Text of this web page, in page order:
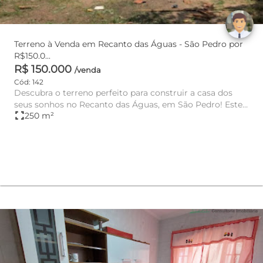
Terreno à Venda em Recanto das Águas - São Pedro por
R$150.0...
R$ 150.000 /venda
Cód: 142
Descubra o terreno perfeito para construir a casa dos
seus sonhos no Recanto das Águas, em São Pedro! Este
terreno à ve...
fullscreen250 m²